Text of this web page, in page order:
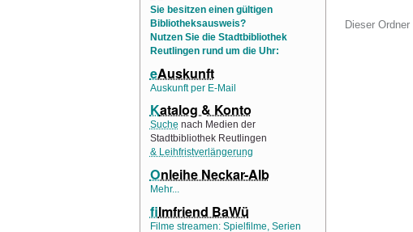
Dieser
Sie besitzen einen gültigen
Bibliotheksausweis?
Nutzen Sie die Stadtbibliothek
Reutlingen rund um die Uhr:
eAuskunft
Auskunft per E-Mail
Katalog & Konto
Suche nach Medien der
Stadtbibliothek Reutlingen
& Leihfristverlängerung
Onleihe Neckar-Alb
Mehr...
filmfriend BaWü
Filme streamen: Spielfilme, Serien